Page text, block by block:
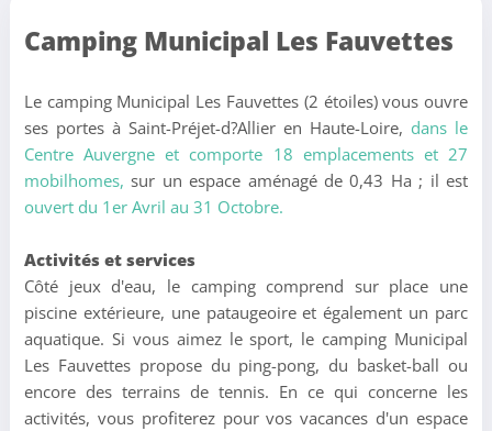
Camping Municipal Les Fauvettes
Le camping Municipal Les Fauvettes (2 étoiles) vous ouvre
ses portes à Saint-Préjet-d?Allier en Haute-Loire, dans le
Centre Auvergne et comporte 18 emplacements et 27
mobilhomes, sur un espace aménagé de 0,43 Ha ; il est
ouvert du 1er Avril au 31 Octobre.
Activités et services
Côté jeux d'eau, le camping comprend sur place une
piscine extérieure, une pataugeoire et également un parc
aquatique. Si vous aimez le sport, le camping Municipal
Les Fauvettes propose du ping-pong, du basket-ball ou
encore des terrains de tennis. En ce qui concerne les
activités, vous profiterez pour vos vacances d'un espace